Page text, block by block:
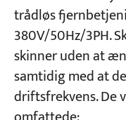
trådløs
380V/50Hz/3PH.
skinner uden at
samtidig med at
driftsfrekvens.